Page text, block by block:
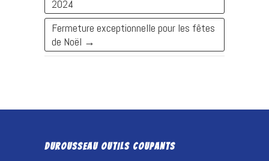
2024
Fermeture exceptionnelle pour les fêtes
de Noël →
DUROUSSEAU OUTILS COUPANTS